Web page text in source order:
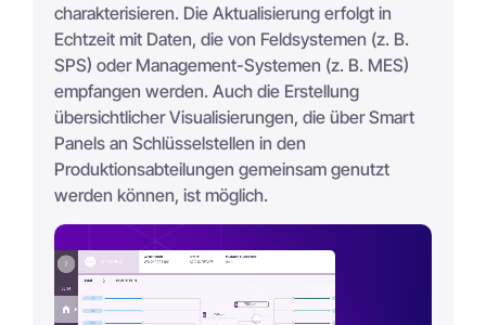
charakterisieren. Die Aktualisierung erfolgt in
Echtzeit mit Daten, die von Feldsystemen (z. B.
SPS) oder Management-Systemen (z. B. MES)
empfangen werden. Auch die Erstellung
übersichtlicher Visualisierungen, die über Smart
Panels an Schlüsselstellen in den
Produktionsabteilungen gemeinsam genutzt
werden können, ist möglich.